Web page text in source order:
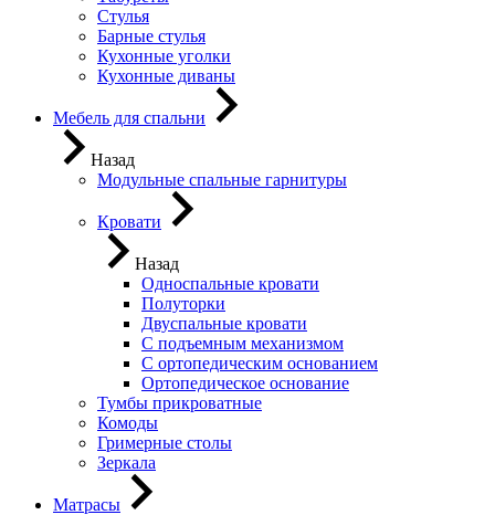
Стулья
Барные стулья
Кухонные уголки
Кухонные диваны
Мебель для спальни
Назад
Модульные спальные гарнитуры
Кровати
Назад
Односпальные кровати
Полуторки
Двуспальные кровати
С подъемным механизмом
С ортопедическим основанием
Ортопедическое основание
Тумбы прикроватные
Комоды
Гримерные столы
Зеркала
Матрасы